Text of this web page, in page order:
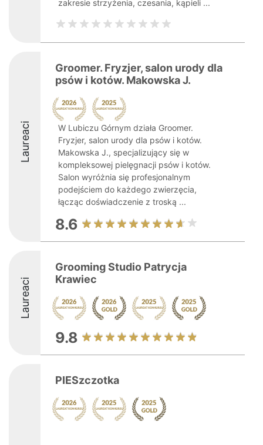
zakresie strzyżenia, czesania, kąpieli ...
Laureaci
Groomer. Fryzjer, salon urody dla
psów i kotów. Makowska J.
W Lubiczu Górnym działa Groomer.
Fryzjer, salon urody dla psów i kotów.
Makowska J., specjalizujący się w
kompleksowej pielęgnacji psów i kotów.
Salon wyróżnia się profesjonalnym
podejściem do każdego zwierzęcia,
łącząc doświadczenie z troską ...
8.6
Laureaci
Grooming Studio Patrycja
Krawiec
9.8
PIESzczotka